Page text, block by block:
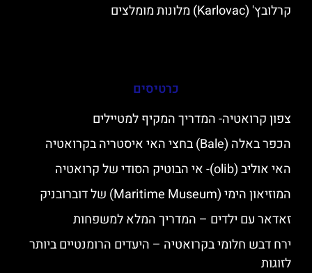
קרלובץ' (Karlovac) מלונות מומלצים
כרטיסים
צפון קרואטיה- המדריך המקיף למטיילים
הכפר באלה (Bale) בחצי האי איסטריה בקרואטיה
האי אוליב (olib)- אי הבוטיק הסודי של קרואטיה
המוזיאון הימי (Maritime Museum) של דוברובניק
זאדאר עם ילדים – המדריך המלא למשפחות
ירח דבש חלומי בקרואטיה – היעדים הרומנטיים ביותר
לזוגות